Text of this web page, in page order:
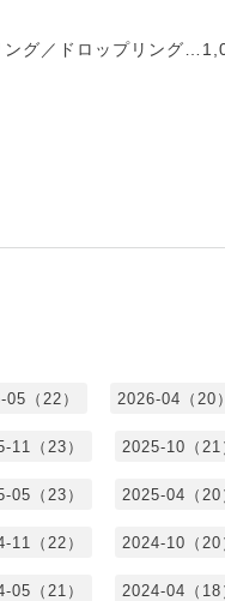
ング／ドロップリング
05（22） 2026-04（20
11（23） 2025-10（21
05（23） 2025-04（20
11（22） 2024-10（20
05（21） 2024-04（18